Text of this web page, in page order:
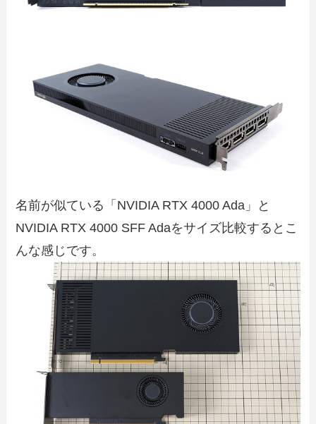
名前が似ている「NVIDIA RTX 4000 Ada」と
NVIDIA RTX 4000 SFF Adaをサイズ比較するとこ
んな感じです。